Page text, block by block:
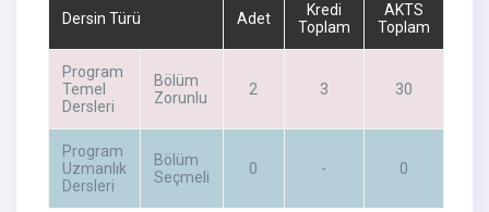
Dersin Türü Adet
Kredi
Toplam
AKTS
Toplam
Program
Temel
Dersleri
Bölüm
Zorunlu
2 3 30
Program
Uzmanlık
Dersleri
Bölüm
Seçmeli
0 - 0